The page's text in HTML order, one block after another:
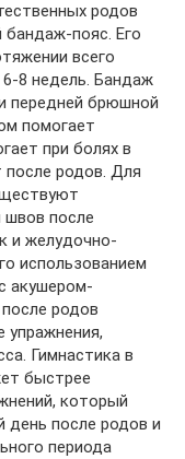
родов
пояс. Его
всего
8 недель. Бандаж
передней брюшной
помогает
при болях в
после родов. Для
после
и желудочно-
использованием
акушером-
родов
упражнения,
Гимнастика в
быстрее
который
после родов и
периода